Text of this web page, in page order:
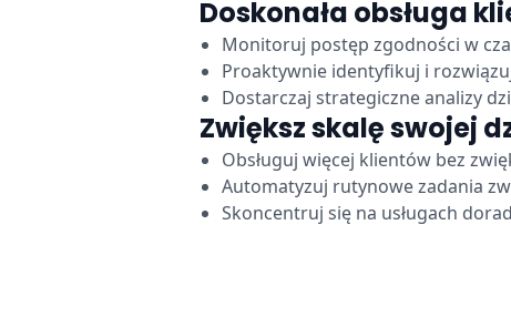
Doskonała obsługa
Monitoruj postęp zgodności w
Proaktywnie identyfikuj i
Dostarczaj strategiczne analizy
Zwiększ skalę swojej
Obsługuj więcej klientów bez
Automatyzuj rutynowe zadania
Skoncentruj się na usługach